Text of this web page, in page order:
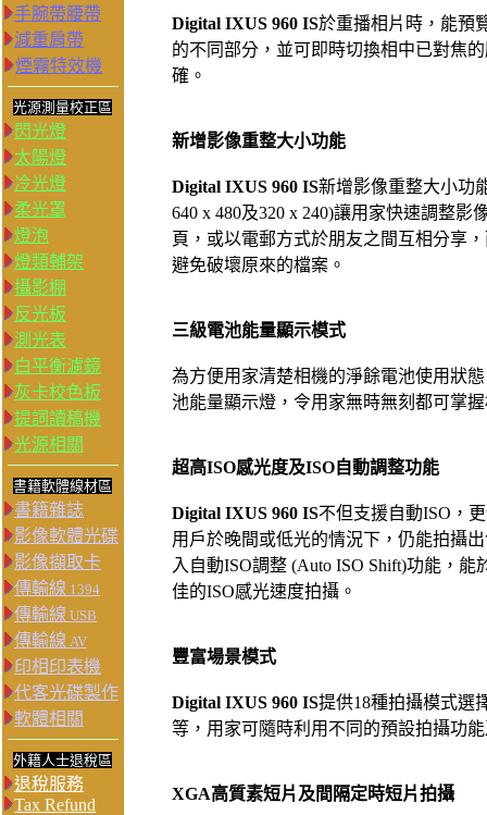
手腕帶腰帶
減重肩帶
煙霧特效機
光源測量校正區
閃光燈
太陽燈
冷光燈
柔光罩
燈泡
燈類輔架
攝影棚
反光板
測光表
白平衡濾鏡
灰卡校色板
提詞讀稿機
光源相關
書籍軟體線材區
書籍雜誌
影像軟體光碟
影像擷取卡
傳輸線 1394
傳輸線 USB
傳輸線 AV
印相印表機
代客光碟製作
軟體相關
外籍人士退稅區
退稅服務
Tax Refund
Digital IXUS 960 IS於重播相片時，能預
的不同部分，並可即時切換相中已對焦
確。
新增影像重整大小功能
Digital IXUS 960 IS新增影像重整大小功
640 x 480及320 x 240)讓用家快速調整
頁，或以電郵方式於朋友之間互相分享
避免破壞原來的檔案。
三級電池能量顯示模式
為方便用家清楚相機的淨餘電池使用狀
池能量顯示燈，令用家無時無刻都可掌
超高ISO感光度及ISO自動調整功能
Digital IXUS 960 IS不但支援自動ISO，
用戶於晚間或低光的情況下，仍能拍攝
入自動ISO調整 (Auto ISO Shift)功能，
佳的ISO感光速度拍攝。
豐富場景模式
Digital IXUS 960 IS提供18種拍攝模式選
等，用家可隨時利用不同的預設拍攝功
XGA高質素短片及間隔定時短片拍攝